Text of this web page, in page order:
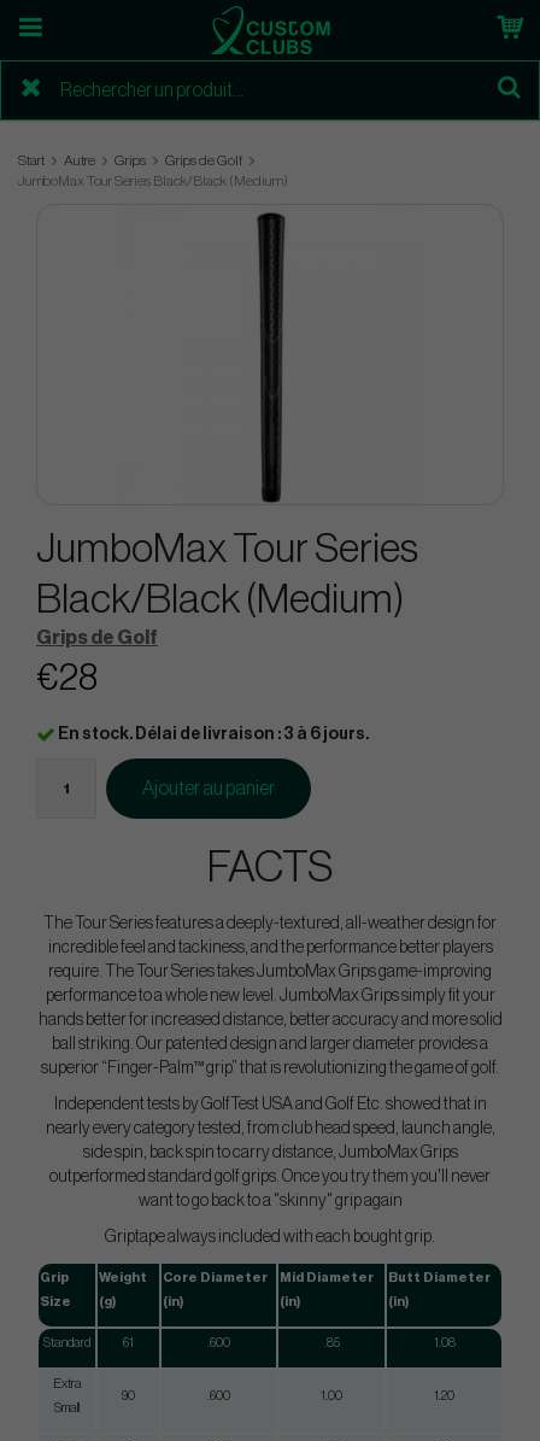
Start Autre Grips
Grips de Golf
JumboMax Tour Series Black/Black (Medium)
JumboMax Tour Series
Black/Black (Medium)
Grips de Golf
€28
En stock. Délai de livraison : 3 à 6 jours.
Ajouter au panier
FACTS
The Tour Series features a deeply-textured, all-weather design for
incredible feel and tackiness, and the performance better players
require. The Tour Series takes JumboMax Grips game-improving
performance to a whole new level. JumboMax Grips simply fit your
hands better for increased distance, better accuracy and more solid
ball striking. Our patented design and larger diameter provides a
superior “Finger-Palm™ grip” that is revolutionizing the game of golf.
Independent tests by GolfTest USA and Golf Etc. showed that in
nearly every category tested, from club head speed, launch angle,
side spin, back spin to carry distance, JumboMax Grips
outperformed standard golf grips. Once you try them you'll never
want to go back to a "skinny" grip again
Griptape always included with each bought grip.
Grip
Size
Weight
(g)
Core Diameter
(in)
Mid Diameter
(in)
Butt Diameter
(in)
Standard 61 .600 .85 1.08
Extra
Small
90 .600 1.00 1.20